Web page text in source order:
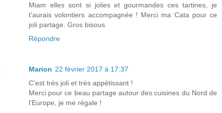
Miam elles sont si jolies et gourmandes ces tartines, je
t'aurais volontiers accompagnée ! Merci ma Cata pour ce
joli partage. Gros bisous
Répondre
Marion 22 février 2017 à 17:37
C'est très joli et très appétissant !
Merci pour ce beau partage autour des cuisines du Nord de
l'Europe, je me régale !